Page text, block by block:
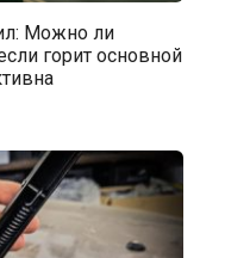
Можно ли
горит основной